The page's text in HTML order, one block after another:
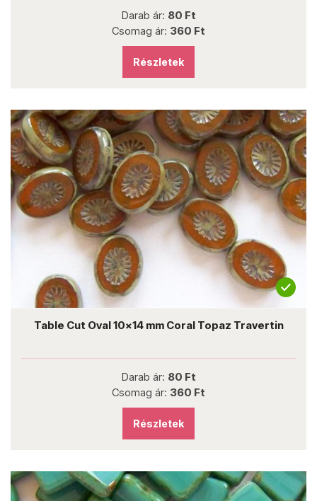
Darab ár: 80 Ft
Csomag ár: 360 Ft
Részletek
Table Cut Oval 10x14 mm Coral Topaz Travertin
Darab ár: 80 Ft
Csomag ár: 360 Ft
Részletek